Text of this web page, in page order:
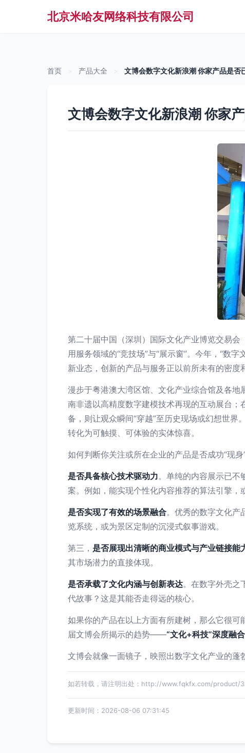
北京米哈友网络科技有限公司
首页 产品大全 文博会数字文化新浪潮 你家产品是否
文博会数字文化新浪潮 你家
第二十届中国（深圳）国际文化产业博览交易
用服务领域的“竞技场”与“展示窗”。今年，“数
新业态，创新的产品与服务正以前所未有的密度
漫步于粤港澳大湾区馆、文化产业综合馆及各
南非遗以高精度数字建模技术再现的互动展台
备，则让观众瞬间“穿越”至历史现场或幻想世
转化为可触摸、可体验的实体惊喜。
如何判断你关注或所在企业的产品是否成功“现
是否具备核心技术驱动力。单纯的内容展示已不
案。例如，能实现个性化内容推荐的算法引擎，
是否实现了有效的场景融合。优秀的数字文化产
览系统，或为景区定制的沉浸式叙事游戏。
第三， 是否展现出清晰的商业模式与产业链接能
其市场潜力的直接体现。
是否承载了文化内涵与创新表达。在数字外壳之
代故事？这是其能否走得远的核心。
如果你的产品在以上方面有所建树，那么它很
届文博会所揭示的趋势——“文化+科技”深度融
文博会就像一面镜子，映照出数字文化产业的蓬
如若转载，请注明出处：http://www.fqkfx.com/product/
更新时间：2026-08-06 07:31:45